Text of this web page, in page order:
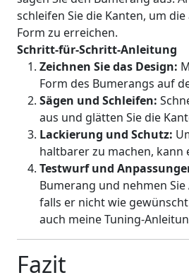
schleifen Sie die Kanten, um
Form zu erreichen.
Schritt-für-Schritt-Anleitung
Zeichnen Sie das Design:
Form des Bumerangs auf
Sägen und Schleifen:
aus und glätten Sie die
Lackierung und Schutz:
haltbarer zu machen, kann
Testwurf und
Bumerang und nehmen Sie
falls er nicht wie
auch meine Tuning-
Fazit